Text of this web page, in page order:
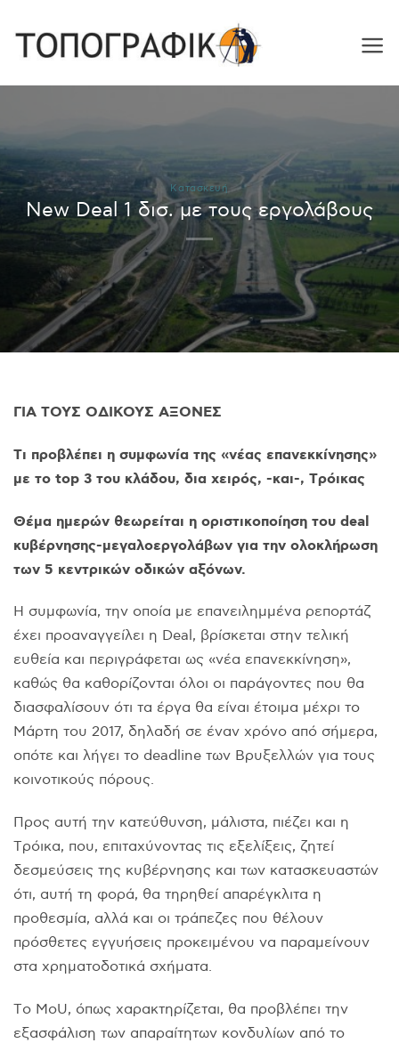
content
Κατασκευή
New Deal 1 δισ. με τους εργολάβους
ΓIA TOYΣ OΔIKOYΣ AΞONEΣ
Tι προβλέπει η συμφωνία της «νέας επανεκκίνησης»
με το top 3 του κλάδου, δια χειρός, -και-, Tρόικας
Θέμα ημερών θεωρείται η οριστικοποίηση του deal
κυβέρνησης-μεγαλοεργολάβων για την ολοκλήρωση
των 5 κεντρικών οδικών αξόνων.
H συμφωνία, την οποία με επανειλημμένα ρεπορτάζ
έχει προαναγγείλει η Deal, βρίσκεται στην τελική
ευθεία και περιγράφεται ως «νέα επανεκκίνηση»,
καθώς θα καθορίζονται όλοι οι παράγοντες που θα
διασφαλίσουν ότι τα έργα θα είναι έτοιμα μέχρι το
Mάρτη του 2017, δηλαδή σε έναν χρόνο από σήμερα,
οπότε και λήγει το deadline των Bρυξελλών για τους
κοινοτικούς πόρους.
Προς αυτή την κατεύθυνση, μάλιστα, πιέζει και η
Tρόικα, που, επιταχύνοντας τις εξελίξεις, ζητεί
δεσμεύσεις της κυβέρνησης και των κατασκευαστών
ότι, αυτή τη φορά, θα τηρηθεί απαρέγκλιτα η
προθεσμία, αλλά και οι τράπεζες που θέλουν
πρόσθετες εγγυήσεις προκειμένου να παραμείνουν
στα χρηματοδοτικά σχήματα.
Tο MoU, όπως χαρακτηρίζεται, θα προβλέπει την
εξασφάλιση των απαραίτητων κονδυλίων από το